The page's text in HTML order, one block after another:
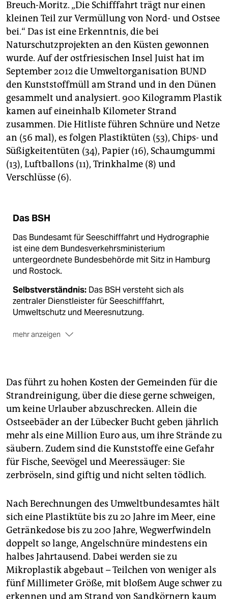
Breuch-Moritz. „Die Schifffahrt trägt nur einen
kleinen Teil zur Vermüllung von Nord- und Ostsee
bei.“ Das ist eine Erkenntnis, die bei
Naturschutzprojekten an den Küsten gewonnen
wurde. Auf der ostfriesischen Insel Juist hat im
September 2012 die Umweltorganisation BUND
den Kunststoffmüll am Strand und in den Dünen
gesammelt und analysiert. 900 Kilogramm Plastik
kamen auf eineinhalb Kilometer Strand
zusammen. Die Hitliste führen Schnüre und Netze
an (56 mal), es folgen Plastiktüten (53), Chips- und
Süßigkeitentüten (34), Papier (16), Schaumgummi
(13), Luftballons (11), Trinkhalme (8) und
Verschlüsse (6).
Das BSH
Das Bundesamt für Seeschifffahrt und Hydrographie
ist eine dem Bundesverkehrsministerium
untergeordnete Bundesbehörde mit Sitz in Hamburg
und Rostock.
Selbstverständnis: Das BSH versteht sich als
zentraler Dienstleister für Seeschifffahrt,
Umweltschutz und Meeresnutzung.
mehr anzeigen
Messungen gewährleisten, Seekarten herausgeben.
Projekte:Die komplizierteste Einzelaufgabe ist die
Raumordnung in den deutschen Teilen von Nord- und
Ostsee und damit sämtliche Genehmigungsverfahren
für Offshore-Windparks, Netzleitungen und Pipelines.
Das führt zu hohen Kosten der Gemeinden für die
Strandreinigung, über die diese gerne schweigen,
um keine Urlauber abzuschrecken. Allein die
Ostseebäder an der Lübecker Bucht geben jährlich
mehr als eine Million Euro aus, um ihre Strände zu
säubern. Zudem sind die Kunststoffe eine Gefahr
für Fische, Seevögel und Meeressäuger: Sie
zerbröseln, sind giftig und nicht selten tödlich.
Nach Berechnungen des Umweltbundesamtes hält
sich eine Plastiktüte bis zu 20 Jahre im Meer, eine
Getränkedose bis zu 200 Jahre, Wegwerfwindeln
doppelt so lange, Angelschnüre mindestens ein
halbes Jahrtausend. Dabei werden sie zu
Mikroplastik abgebaut – Teilchen von weniger als
fünf Millimeter Größe, mit bloßem Auge schwer zu
erkennen und am Strand von Sandkörnern kaum